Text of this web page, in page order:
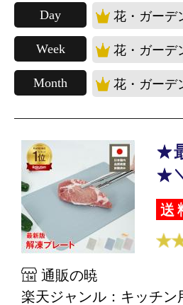
Day 花・ガーデ
Week 花・ガーデ
Month 花・ガーデ
★
★
送
通販の暁
楽天ジャンル：キッチ